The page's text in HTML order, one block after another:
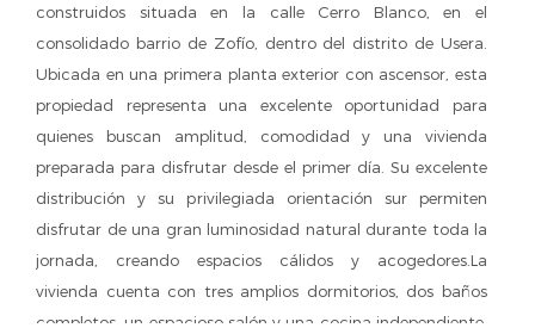
construidos situada en la calle Cerro Blanco, en el
consolidado barrio de Zofío, dentro del distrito de Usera.
Ubicada en una primera planta exterior con ascensor, esta
propiedad representa una excelente oportunidad para
quienes buscan amplitud, comodidad y una vivienda
preparada para disfrutar desde el primer día. Su excelente
distribución y su privilegiada orientación sur permiten
disfrutar de una gran luminosidad natural durante toda la
jornada, creando espacios cálidos y acogedores.La
vivienda cuenta con tres amplios dormitorios, dos baños
completos, un espacioso salón y una cocina independiente,